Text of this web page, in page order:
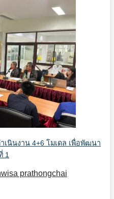
นินงาน 4+6 โมเดล เพื่อพัฒนา
1
prathongchai